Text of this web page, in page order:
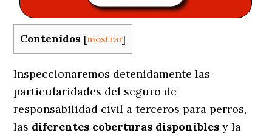
Contenidos [mostrar]
Inspeccionaremos detenidamente las
particularidades del seguro de
responsabilidad civil a terceros para perros,
las diferentes coberturas disponibles y la